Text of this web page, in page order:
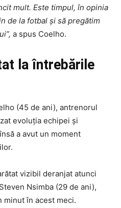
mult. Este timpul, în opinia
de la fotbal și să pregătim
a spus Coelho.
la întrebările
(45 de ani), antrenorul
evoluția echipei și
a avut un moment
vizibil deranjat atunci
Nsimba (29 de ani),
minut în acest meci.